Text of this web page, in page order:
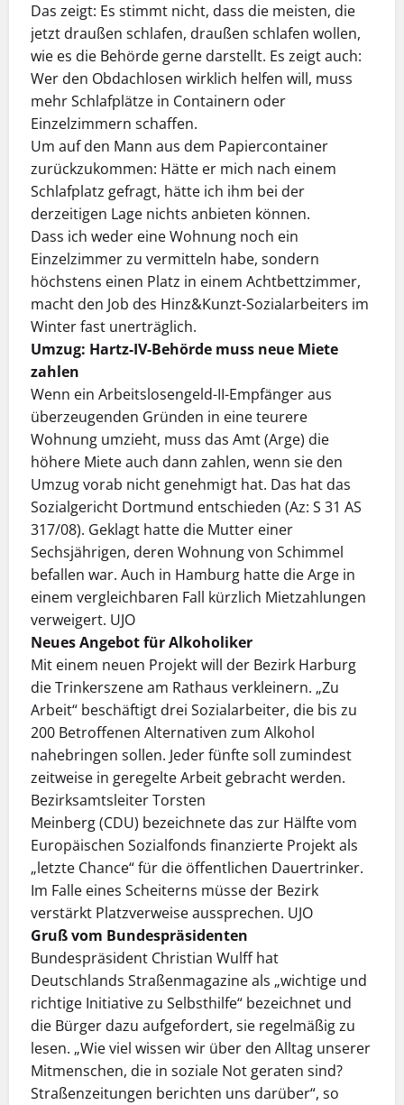
Das zeigt: Es stimmt nicht, dass die meisten, die
jetzt draußen schlafen, draußen schlafen wollen,
wie es die Behörde gerne darstellt. Es zeigt auch:
Wer den Obdachlosen wirklich helfen will, muss
mehr Schlafplätze in Containern oder
Einzelzimmern schaffen.
Um auf den Mann aus dem Papiercontainer
zurückzukommen: Hätte er mich nach einem
Schlafplatz gefragt, hätte ich ihm bei der
derzeitigen Lage nichts anbieten können.
Dass ich weder eine Wohnung noch ein
Einzelzimmer zu vermitteln habe, sondern
höchstens einen Platz in einem Achtbettzimmer,
macht den Job des Hinz&Kunzt-Sozialarbeiters im
Winter fast unerträglich.
Umzug: Hartz-IV-Behörde muss neue Miete
zahlen
Wenn ein Arbeitslosengeld-II-Empfänger aus
überzeugenden Gründen in eine teurere
Wohnung umzieht, muss das Amt (Arge) die
höhere Miete auch dann zahlen, wenn sie den
Umzug vorab nicht genehmigt hat. Das hat das
Sozialgericht Dortmund entschieden (Az: S 31 AS
317/08). Geklagt hatte die Mutter einer
Sechsjährigen, deren Wohnung von Schimmel
befallen war. Auch in Hamburg hatte die Arge in
einem vergleichbaren Fall kürzlich Mietzahlungen
verweigert. UJO
Neues Angebot für Alkoholiker
Mit einem neuen Projekt will der Bezirk Harburg
die Trinkerszene am Rathaus verkleinern. „Zu
Arbeit“ beschäftigt drei Sozialarbeiter, die bis zu
200 Betroffenen Alternativen zum Alkohol
nahebringen sollen. Jeder fünfte soll zumindest
zeitweise in geregelte Arbeit gebracht werden.
Bezirksamtsleiter Torsten
Meinberg (CDU) bezeichnete das zur Hälfte vom
Europäischen Sozialfonds finanzierte Projekt als
„letzte Chance“ für die öffentlichen Dauertrinker.
Im Falle eines Scheiterns müsse der Bezirk
verstärkt Platzverweise aussprechen. UJO
Gruß vom Bundespräsidenten
Bundespräsident Christian Wulff hat
Deutschlands Straßenmagazine als „wichtige und
richtige Initiative zu Selbst­hilfe“ bezeichnet und
die Bürger dazu aufgefordert, sie regelmäßig zu
lesen. „Wie viel wissen wir über den Alltag unserer
Mitmenschen, die in soziale Not geraten sind?
Straßenzeitungen berichten uns darüber“, so